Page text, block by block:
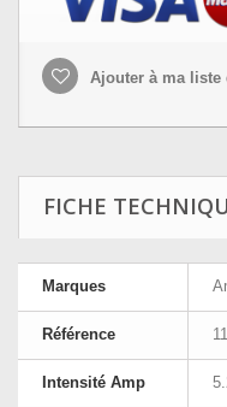
Ajouter à ma liste
FICHE
Marques
Référence
Intensité Amp